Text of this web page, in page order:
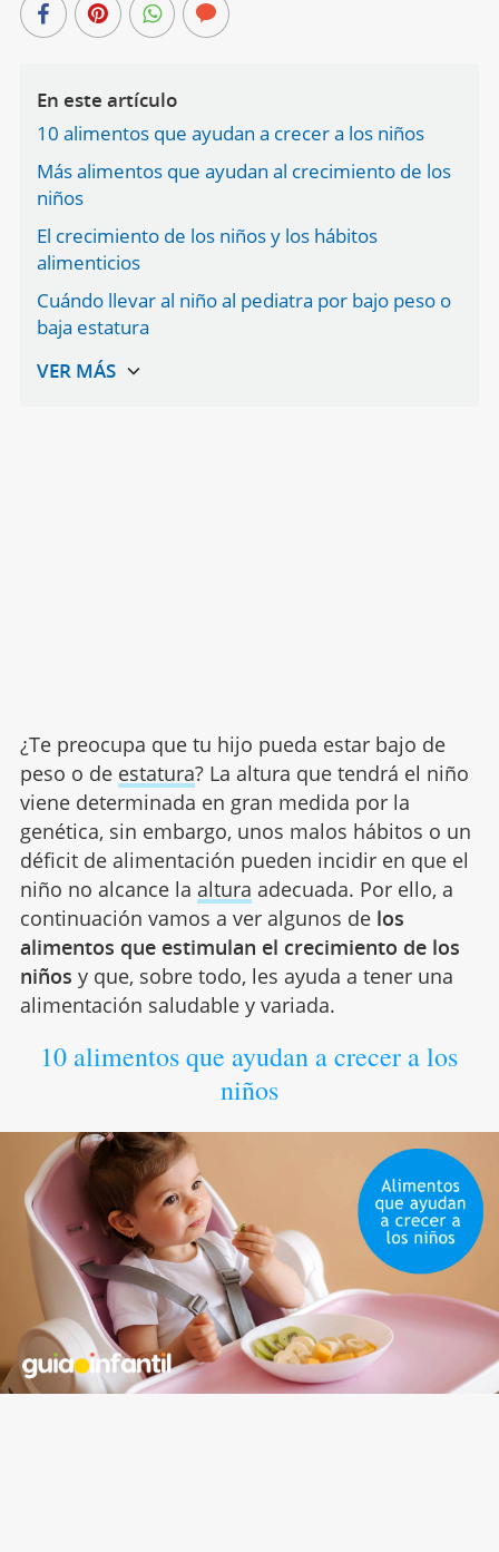
En este artículo
10 alimentos que ayudan a crecer a los niños
Más alimentos que ayudan al crecimiento de los
niños
El crecimiento de los niños y los hábitos
alimenticios
Cuándo llevar al niño al pediatra por bajo peso o
baja estatura
¿Te preocupa que tu hijo pueda estar bajo de
peso o de estatura? La altura que tendrá el niño
viene determinada en gran medida por la
genética, sin embargo, unos malos hábitos o un
déficit de alimentación pueden incidir en que el
niño no alcance la altura adecuada. Por ello, a
continuación vamos a ver algunos de los
alimentos que estimulan el crecimiento de los
niños y que, sobre todo, les ayuda a tener una
alimentación saludable y variada.
10 alimentos que ayudan a crecer a los
niños